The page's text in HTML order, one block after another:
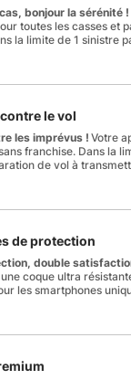
bonjour la sérénité !
toutes les casses et
la limite de 1 sinistre
le vol
les imprévus ! Votre
franchise. Dans la
de vol à
de protection
double
coque ultra
les smartphones